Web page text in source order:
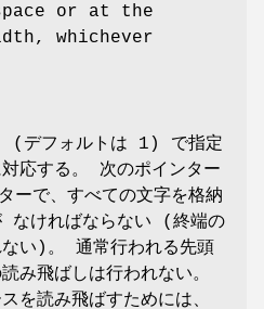
or at the
whichever
(デフォルトは 1) で指定
応する。 次のポインター
ーで、すべての文字を格納
なければならない (終端の
ない)。 通常行われる先頭
み飛ばしは行われない。
を読み飛ばすためには、